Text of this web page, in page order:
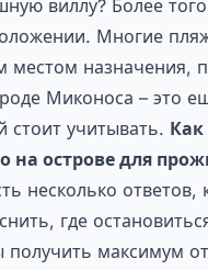
виллу? Более
Многие
местом назначения,
Миконоса – это
стоит учитывать.
на острове для
несколько ответов,
где
максимум от